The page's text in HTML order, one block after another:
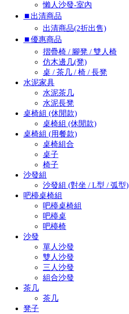
懶人沙發-室內
⏹︎出清商品
出清商品(2折出售)
⏹︎優惠商品
摺疊椅 / 腳凳 / 雙人椅
仿木邊几(凳)
桌 / 茶几 / 椅 / 長凳
水泥家具
水泥茶几
水泥長凳
桌椅組 (休閒款)
桌椅組 (休閒款)
桌椅組 (用餐款)
桌椅組合
桌子
椅子
沙發組
沙發組 (對坐 / L型 / 弧型)
吧檯桌椅組
吧檯桌椅組
吧檯桌
吧檯椅
沙發
單人沙發
雙人沙發
三人沙發
組合沙發
茶几
茶几
凳子